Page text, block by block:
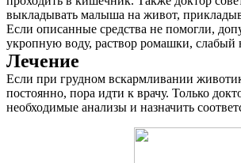
выкладывать малыша на живот,
Если описанные средства не помогли,
укропную воду, раствор ромашки, слабый
Лечение
Если при грудном вскармливании
постоянно, пора идти к врачу. Только
необходимые анализы и назначить